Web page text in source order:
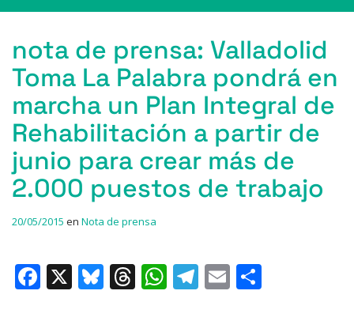
nota de prensa: Valladolid
Toma La Palabra pondrá en
marcha un Plan Integral de
Rehabilitación a partir de
junio para crear más de
2.000 puestos de trabajo
20/05/2015 en Nota de prensa
F
X
Bl T
W T
E